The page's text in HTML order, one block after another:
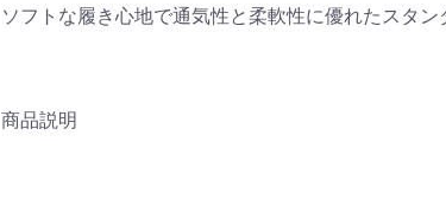
ソフトな履き心地で通気性と柔軟性に優れたスタ
商品説明